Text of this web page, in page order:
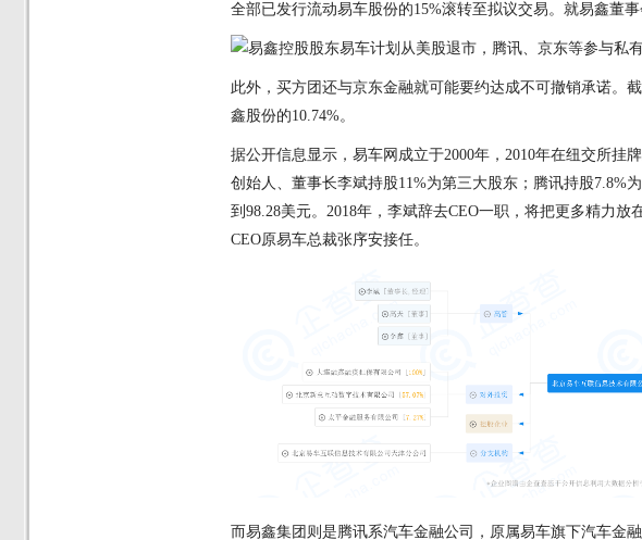
全部已发行流动易车股份的15%滚转至拟议交易。就易鑫董
此外，买方团还与京东金融就可能要约达成不可撤销承诺。
鑫股份的10.74%。
据公开信息显示，易车网成立于2000年，2010年在纽交所挂
创始人、董事长李斌持股11%为第三大股东；腾讯持股7.8%为
到98.28美元。2018年，李斌辞去CEO一职，将把更多精力
CEO原易车总裁张序安接任。
而易鑫集团则是腾讯系汽车金融公司，原属易车旗下汽车金融